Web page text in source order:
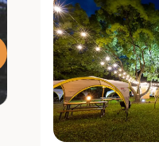
博多温泉 元祖元湯